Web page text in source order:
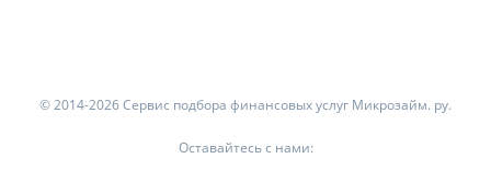
© 2014-2026 Сервис подбора финансовых услуг Микрозайм. ру.
Оставайтесь с нами: